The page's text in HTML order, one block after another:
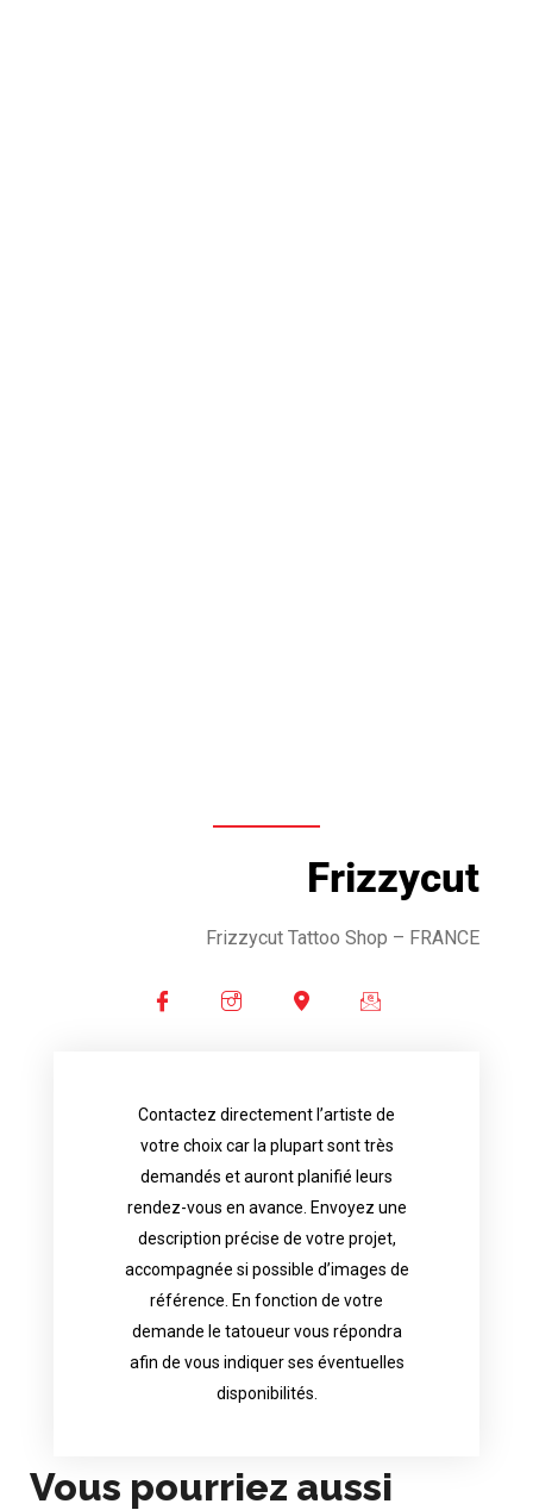
Frizzycut
Frizzycut Tattoo Shop – FRANCE
Contactez directement l’artiste de
votre choix car la plupart sont très
demandés et auront planifié leurs
rendez-vous en avance. Envoyez une
description précise de votre projet,
accompagnée si possible d’images de
référence. En fonction de votre
demande le tatoueur vous répondra
afin de vous indiquer ses éventuelles
disponibilités.
Contact directly the artist of your
choice because most are in great
appointments in advance. Send an
accurate description of your project, if
possible attached with reference
images. Depending your request, the
tattoo artist will answer to tell you his
Vous pourriez aussi